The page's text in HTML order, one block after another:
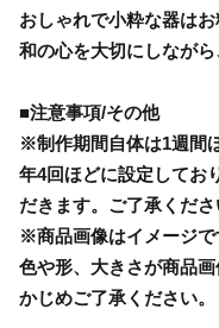
おしゃれで小粋な器はお
和の心を大切にしながら
■注意事項/その他
※制作期間自体は1週間
年4回ほどに設定してお
だきます。ご了承くださ
※商品画像はイメージ
色や形、大きさが商品
かじめご了承ください。